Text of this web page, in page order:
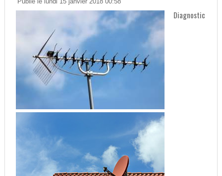
Publié le lundi 15 janvier 2018 00:58
Diagnostic